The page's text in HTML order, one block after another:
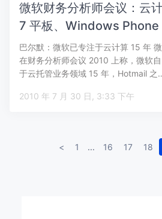
微软财务分析师会议：云
7 平板、Windows Phone
巴尔默：微软已专注于云计算 15 年
在财务分析师会议 2010 上称，微软
于云托管业务领域 15 年，Hotmail 之
2010 年 7 月 30 日, 3:33 下午
< 1 ... 16 17 18